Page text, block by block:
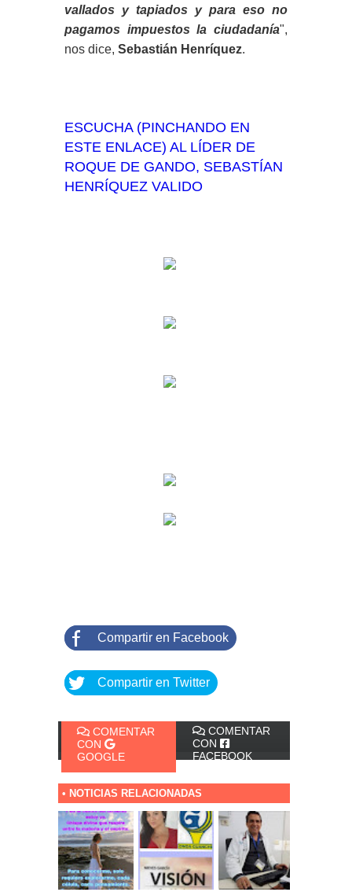
vallados y tapiados y para eso no
pagamos impuestos la ciudadanía",
nos dice, Sebastián Henríquez.
ESCUCHA (PINCHANDO EN
ESTE ENLACE) AL LÍDER DE
ROQUE DE GANDO, SEBASTÍAN
HENRÍQUEZ VALIDO
Compartir en Facebook
Compartir en Twitter
COMENTAR
CON
GOOGLE
COMENTAR
CON
FACEBOOK
• NOTICIAS RELACIONADAS